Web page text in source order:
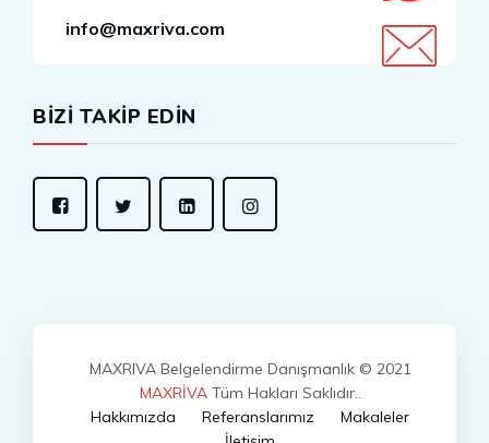
info@maxriva.com
BİZİ TAKİP EDİN
MAXRIVA Belgelendirme Danışmanlık © 2021
MAXRİVATüm Hakları Saklıdır..
Hakkımızda
Referanslarımız
Makaleler